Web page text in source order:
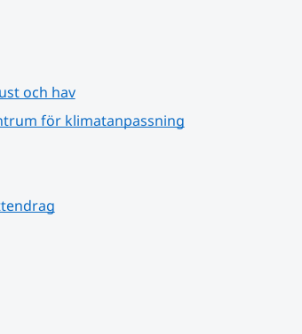
och hav
för klimatanpassning